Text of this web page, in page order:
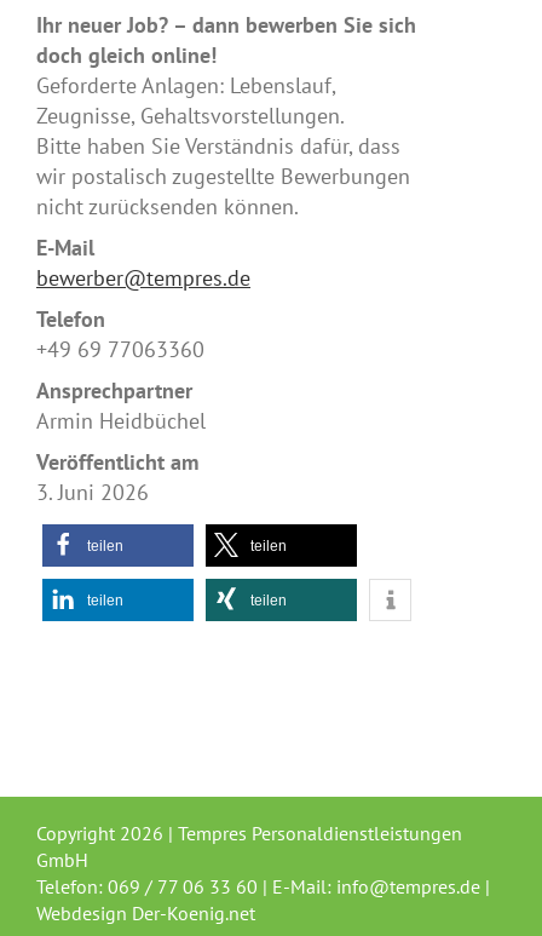
Ihr neuer Job? – dann bewerben Sie sich
doch gleich online!
Geforderte Anlagen: Lebenslauf,
Zeugnisse, Gehaltsvorstellungen.
Bitte haben Sie Verständnis dafür, dass
wir postalisch zugestellte Bewerbungen
nicht zurücksenden können.
E-Mail
bewerber@tempres.de
Telefon
+49 69 77063360
Ansprechpartner
Armin Heidbüchel
Veröffentlicht am
3. Juni 2026
teilen teilen
teilen teilen
Copyright 2026 | Tempres Personaldienstleistungen
GmbH
Telefon: 069 / 77 06 33 60 | E-Mail: info@tempres.de |
Webdesign Der-Koenig.net